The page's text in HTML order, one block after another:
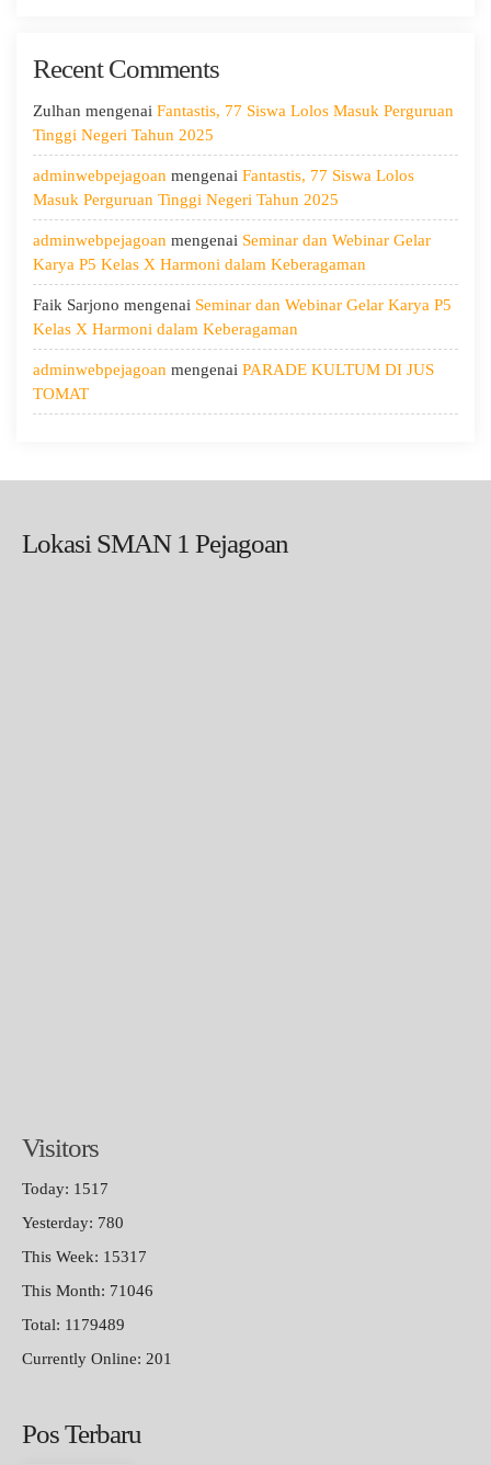
Menggali
Diri,
Menjaga
Kesehatan,
dan
Menumbuhkan
Kepedulian
Recent Comments
Zulhan mengenai Fantastis, 77 Siswa Lolos Masuk Perguruan
Tinggi Negeri Tahun 2025
adminwebpejagoan mengenai Fantastis, 77 Siswa Lolos
Masuk Perguruan Tinggi Negeri Tahun 2025
adminwebpejagoan mengenai Seminar dan Webinar Gelar
Karya P5 Kelas X Harmoni dalam Keberagaman
Faik Sarjono mengenai Seminar dan Webinar Gelar Karya P5
Kelas X Harmoni dalam Keberagaman
adminwebpejagoan mengenai PARADE KULTUM DI JUS
TOMAT
Lokasi SMAN 1 Pejagoan
Visitors
Today: 1517
Yesterday: 780
This Week: 15317
This Month: 71046
Total: 1179489
Currently Online: 201
Pos Terbaru